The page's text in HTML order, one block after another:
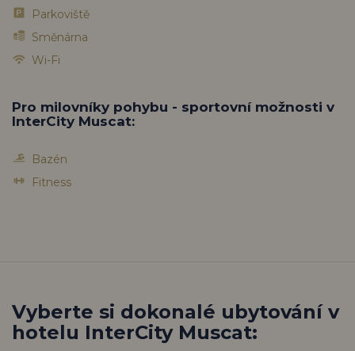
Parkoviště
Směnárna
Wi-Fi
Pro milovníky pohybu - sportovní možnosti v
InterCity Muscat:
Bazén
Fitness
Vyberte si dokonalé ubytování v
hotelu InterCity Muscat: